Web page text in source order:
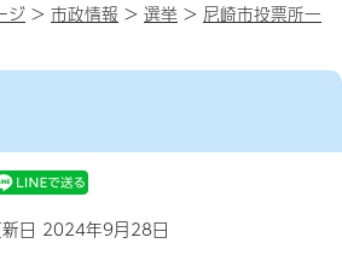
ジ > 市政情報 > 選挙 > 尼崎市投票所一
日 2024年9月28日